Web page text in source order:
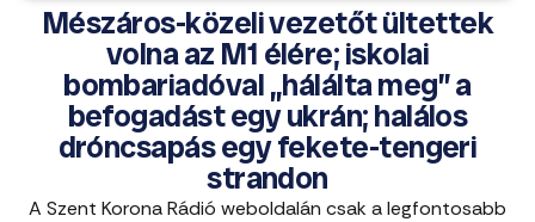
Mészáros-közeli vezetőt ültettek
volna az M1 élére; iskolai
bombariadóval „hálálta meg” a
befogadást egy ukrán; halálos
dróncsapás egy fekete-tengeri
strandon
A Szent Korona Rádió weboldalán csak a legfontosabb